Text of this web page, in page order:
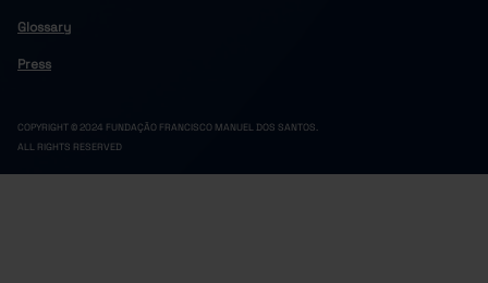
Glossary
Press
COPYRIGHT © 2024 FUNDAÇÃO FRANCISCO MANUEL DOS SANTOS.
ALL RIGHTS RESERVED